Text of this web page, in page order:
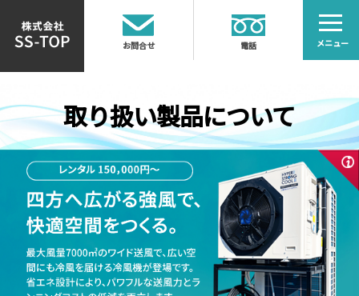
お問合せ 電話
取り扱い製品について